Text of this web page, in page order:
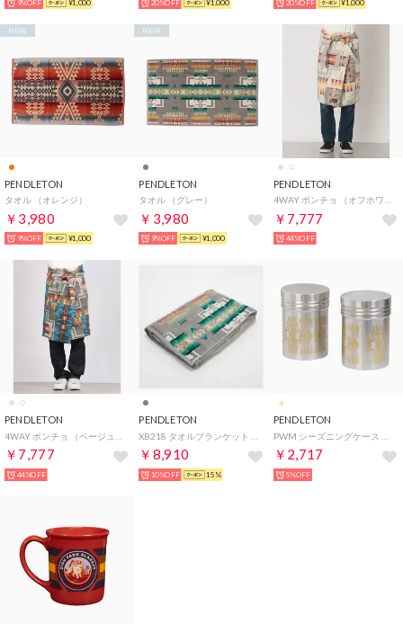
9%OFF ¥1,000 20%OFF ¥1,000 20%OFF ¥1,000
PENDLETON
タオル （オレンジ）
￥3,980
NEW
9%OFF ¥1,000
PENDLETON
タオル （グレー）
￥3,980
NEW
9%OFF ¥1,000
PENDLETON
￥7,777
44%OFF
PENDLETON
￥7,777
44%OFF
PENDLETON
￥8,910
10%OFF 15%
PENDLETON
￥2,717
5%OFF